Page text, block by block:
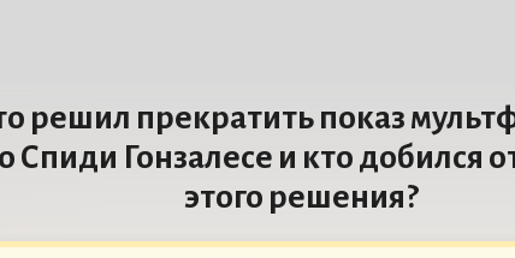
решил прекратить показ
о Спиди Гонзалесе и кто добился
этого решения?